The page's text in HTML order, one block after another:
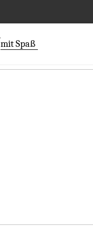
mit Spaß